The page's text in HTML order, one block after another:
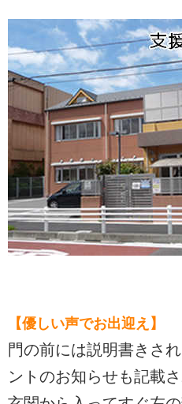
【優しい声でお出迎え】
門の前には説明書きさ
ントのお知らせも記載さ